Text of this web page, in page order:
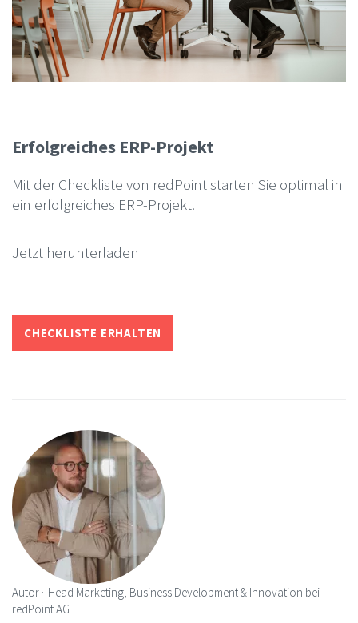
Erfolgreiches ERP-Projekt
Mit der Checkliste von redPoint starten Sie optimal in
ein erfolgreiches ERP-Projekt.
Jetzt herunterladen
CHECKLISTE ERHALTEN
Autor
Head Marketing, Business Development & Innovation bei
redPoint AG